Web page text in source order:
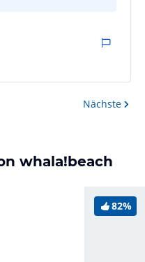
Nächste
whala!beach
82%